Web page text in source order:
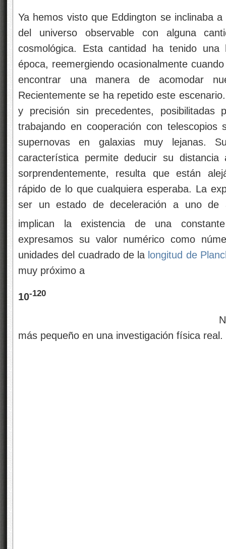
Ya hemos visto que Eddington se inclinaba
del universo observable con alguna
cosmológica. Esta cantidad ha tenido
época, reemergiendo ocasionalmente
encontrar una manera de acomodar
Recientemente se ha repetido este
y precisión sin precedentes,
trabajando en cooperación con telescopios
supernovas en galaxias muy lejanas.
característica permite deducir su
sorprendentemente, resulta que están
rápido de lo que cualquiera esperaba. La
ser un estado de deceleración a uno de
implican la existencia de una
expresamos su valor numérico como
unidades del cuadrado de la longitud de
muy próximo a
10-120
Nunca se ha
más pequeño en una investigación física real.